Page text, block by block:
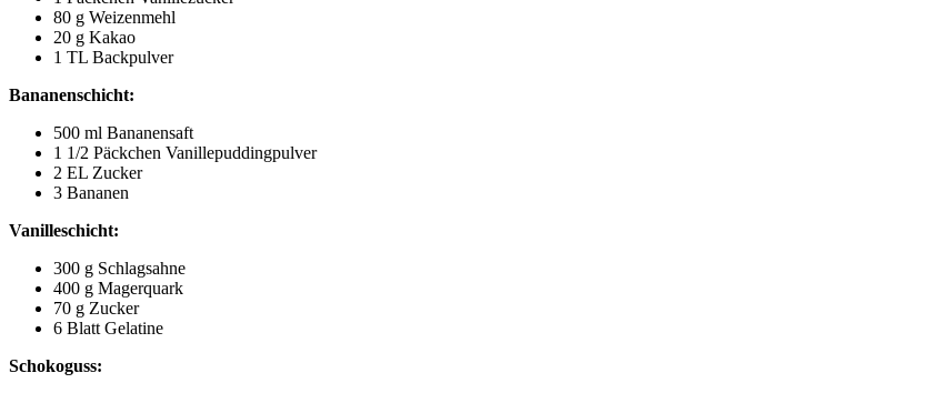
80 g Weizenmehl
20 g Kakao
1 TL Backpulver
Bananenschicht:
500 ml Bananensaft
1 1/2 Päckchen Vanillepuddingpulver
2 EL Zucker
3 Bananen
Vanilleschicht:
300 g Schlagsahne
400 g Magerquark
70 g Zucker
6 Blatt Gelatine
Schokoguss: